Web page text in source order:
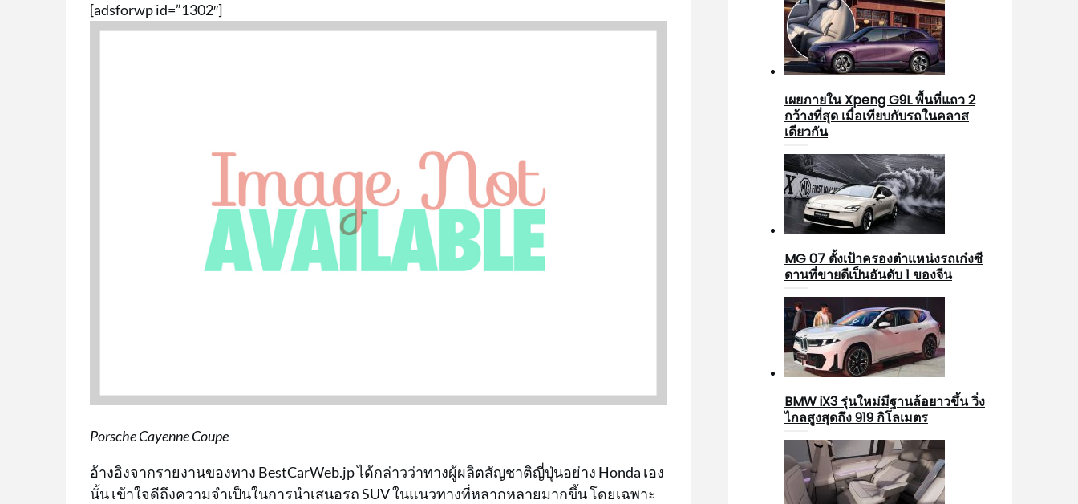
[adsforwp id=”1302″]
Porsche Cayenne Coupe
อ้างอิงจากรายงานของทาง BestCarWeb.jp ได้กล่าวว่าทางผู้ผลิตสัญชาติญี่ปุ่นอย่าง Honda เอง
นั้น เข้าใจดีถึงความจำเป็นในการนำเสนอรถ SUV ในแนวทางที่หลากหลายมากขึ้น โดยเฉพาะ
เผยภายใน Xpeng G9L พื้นที่แถว 2
กว้างที่สุด เมื่อเทียบกับรถในคลาส
เดียวกัน
MG 07 ตั้งเป้าครองตำแหน่งรถเก๋งซี
ดานที่ขายดีเป็นอันดับ 1 ของจีน
BMW iX3 รุ่นใหม่มีฐานล้อยาวขึ้น วิ่ง
ไกลสูงสุดถึง 919 กิโลเมตร